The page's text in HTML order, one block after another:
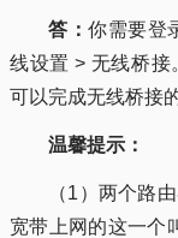
答：你需要登
线设置 > 无线桥
可以完成无线桥接
温馨提示：
（1）两个路
宽带上网的这一个